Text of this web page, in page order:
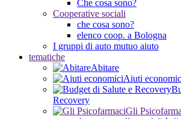
Che cosa sono?
Cooperative sociali
che cosa sono?
elenco coop. a Bologna
I gruppi di auto mutuo aiuto
tematiche
Abitare
Aiuti
Recovery
Gli